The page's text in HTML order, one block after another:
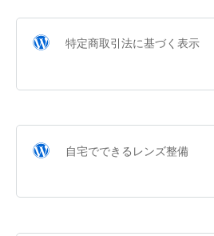
特定商取引法に基づく表示
自宅でできるレンズ整備